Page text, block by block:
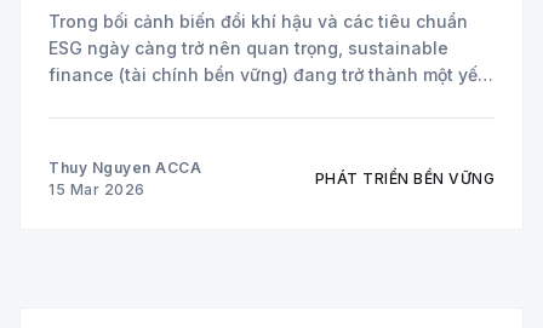
Trong bối cảnh biến đổi khí hậu và các tiêu chuẩn
ESG ngày càng trở nên quan trọng, sustainable
finance (tài chính bền vững) đang trở thành một yếu
Thuy Nguyen ACCA
15 Mar 2026
PHÁT TRIỂN BỀN VỮNG